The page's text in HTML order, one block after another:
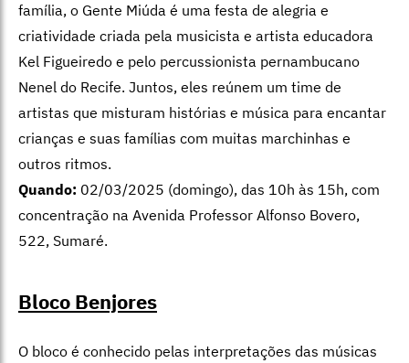
família, o Gente Miúda é uma festa de alegria e
criatividade criada pela musicista e artista educadora
Kel Figueiredo e pelo percussionista pernambucano
Nenel do Recife. Juntos, eles reúnem um time de
artistas que misturam histórias e música para encantar
crianças e suas famílias com muitas marchinhas e
outros ritmos.
Quando: 02/03/2025 (domingo), das 10h às 15h, com
concentração na Avenida Professor Alfonso Bovero,
522, Sumaré.
Bloco Benjores
O bloco é conhecido pelas interpretações das músicas